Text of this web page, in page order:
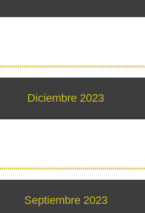
Diciembre 2023
Septiembre 2023